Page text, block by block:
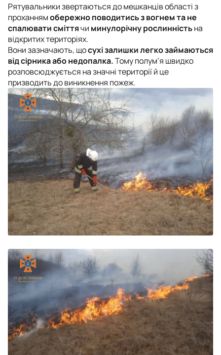
Рятувальники звертаються до мешканців області з
проханнямобережно поводитись з вогнем та не
спалювати сміттячи минулорічну рослинністьна
відкритих територіях.
Вони зазначають, щосухі залишки легко займаються
від сірника або недопалка.Тому полум’я швидко
розповсюджується на значні території й це
призводить до виникнення пожеж.